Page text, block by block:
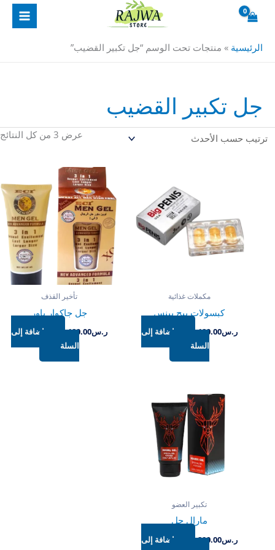
الرئيسية » منتجات تحت الوسم “جل تكبير القضيب”
جل تكبير القضيب
عرض ⁦3⁩ من كل النتائج
مكملات غذائية
كبسولات بيج بينس
ر.س180.00
إضافة إلى
السلة
تأخير القذف
جل جاكوار باور
ر.س180.00
إضافة إلى
السلة
تكبير العضو
مارال جل
ر.س200.00
إضافة إلى